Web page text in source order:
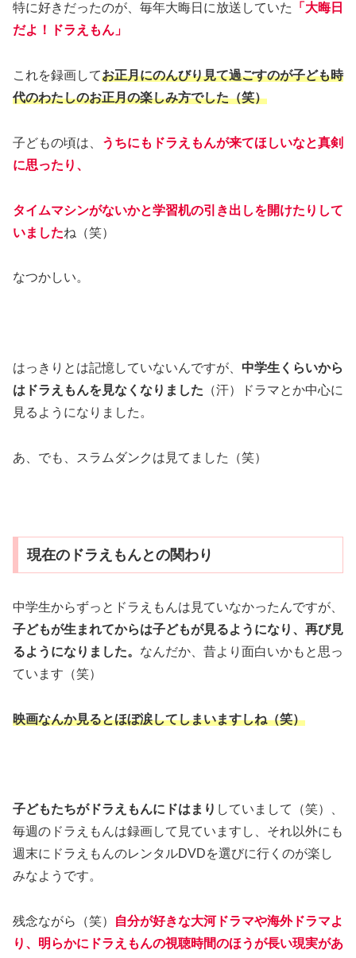
特に好きだったのが、毎年大晦日に放送していた
「大晦日
だよ！ドラえもん」
これを録画してお正月にのんびり見て過ごすのが子ども時
代のわたしのお正月の楽しみ方でした（笑）
子どもの頃は、
うちにもドラえもんが来てほしいなと真剣
に思ったり、
タイムマシンがないかと学習机の引き出しを開けたりして
いましたね（笑）
なつかしい。
はっきりとは記憶していないんですが、 中学生くらいから
はドラえもんを見なくなりました （汗）ドラマとか中心に
見るようになりました。
あ、でも、スラムダンクは見てました（笑）
現在のドラえもんとの関わり
中学生からずっとドラえもんは見ていなかったんですが、
子どもが生まれてからは子どもが見るようになり、再び見
るようになりました。 なんだか、昔より面白いかもと思っ
ています（笑）
映画なんか見るとほぼ涙してしまいますしね（笑）
子どもたちがドラえもんにドはまり していまして（笑）、
毎週のドラえもんは録画して見ていますし、それ以外にも
週末にドラえもんのレンタルDVDを選びに行くのが楽し
みなようです。
残念ながら（笑）
自分が好きな大河ドラマや海外ドラマよ
り、明らかにドラえもんの視聴時間のほうが長い現実があ